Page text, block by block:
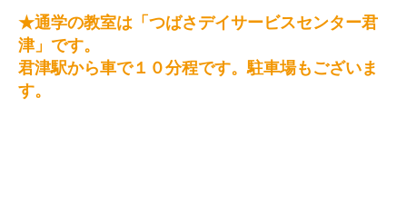
★通学の教室は「つばさデイサービスセンター君
津」です。
君津駅から車で１０分程です。駐車場もございま
す。